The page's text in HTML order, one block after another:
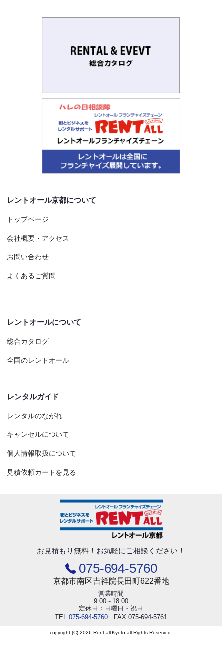
レントオール京都について
トップページ
会社概要・アクセス
お問い合わせ
よくあるご質問
レントオールについて
総合カタログ
全国のレントオール
レンタルガイド
レンタルのながれ
キャンセルについて
個人情報取扱について
見積依頼カートを見る
お見積もり無料！ お気軽にご相談ください！
075-694-5760
京都市南区吉祥院長田町622番地
営業時間
9:00～18:00
定休日：日曜日・祝日
TEL:075-694-5760 FAX:075-694-5761
copyright (C) 2026 Rent all Kyoto all Rights Reserved.